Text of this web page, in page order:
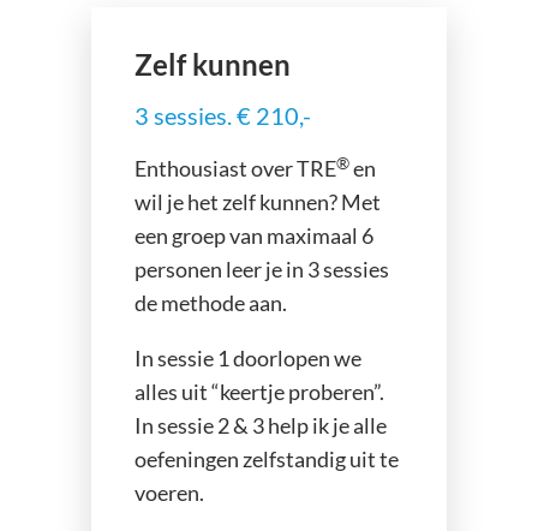
Zelf kunnen
3 sessies. € 210,-
Enthousiast over TRE®en
wil je het zelf kunnen? Met
een groep van maximaal 6
personen leer je in 3 sessies
de methode aan.
In sessie 1 doorlopen we
alles uit “keertje proberen”.
In sessie 2 & 3 help ik je alle
oefeningen zelfstandig uit te
voeren.